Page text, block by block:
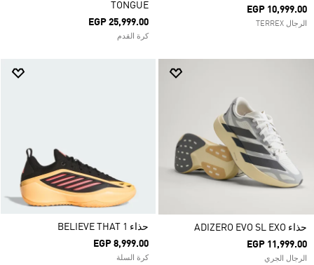
EGP 10,999.00
الرجال TERREX
TONGUE
EGP 25,999.00
كرة القدم
حذاء ADIZERO EVO SL EXO
EGP 11,999.00
الرجال الجري
حذاء BELIEVE THAT 1
EGP 8,999.00
كرة السلة